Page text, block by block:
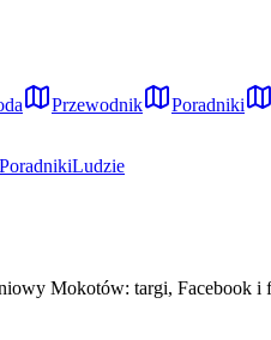
Przewodnik Poradniki
PoradnikiLudzie
Mokotów: targi, Facebook i